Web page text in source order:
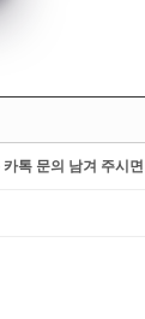
톡 문의 남겨 주시